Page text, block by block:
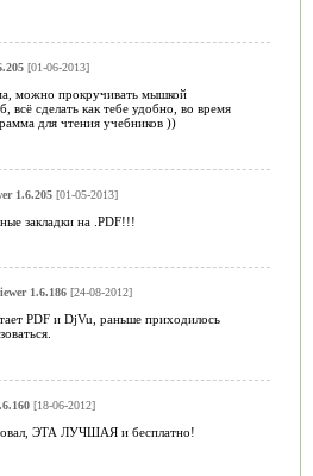
[01-06-2013]
можно прокручивать мышкой
всё сделать как тебе удобно, во время
для чтения учебников ))
1.6.205[01-05-2013]
закладки на .PDF!!!
1.6.186[24-08-2012]
PDF и DjVu, раньше приходилось
[18-06-2012]
ЭТА ЛУЧШАЯ и бесплатно!